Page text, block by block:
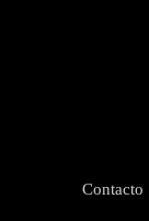
Contacto